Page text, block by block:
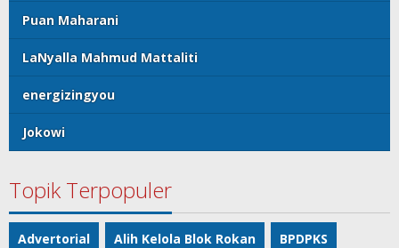
Puan Maharani
LaNyalla Mahmud Mattaliti
energizingyou
Jokowi
Topik Terpopuler
Advertorial Alih Kelola Blok Rokan BPDPKS